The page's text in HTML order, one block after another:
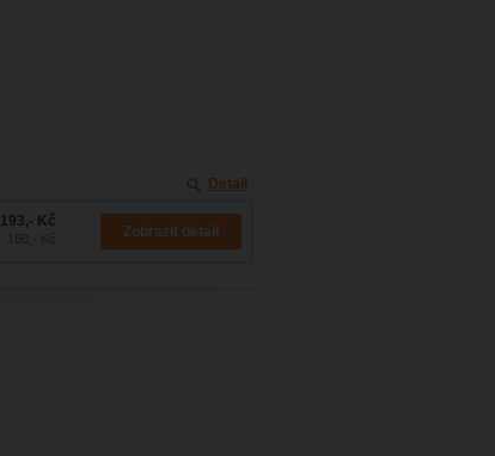
Detail
193,- Kč
Zobrazit detail